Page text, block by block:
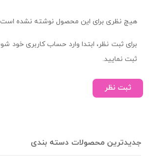
هیچ نظری برای این محصول نوشته نشده
برای ثبت نظر، ابتدا وارد حساب کاربری خود
ثبت نمایید.
ثبت نظر
جدیدترین محصولات دسته بندی